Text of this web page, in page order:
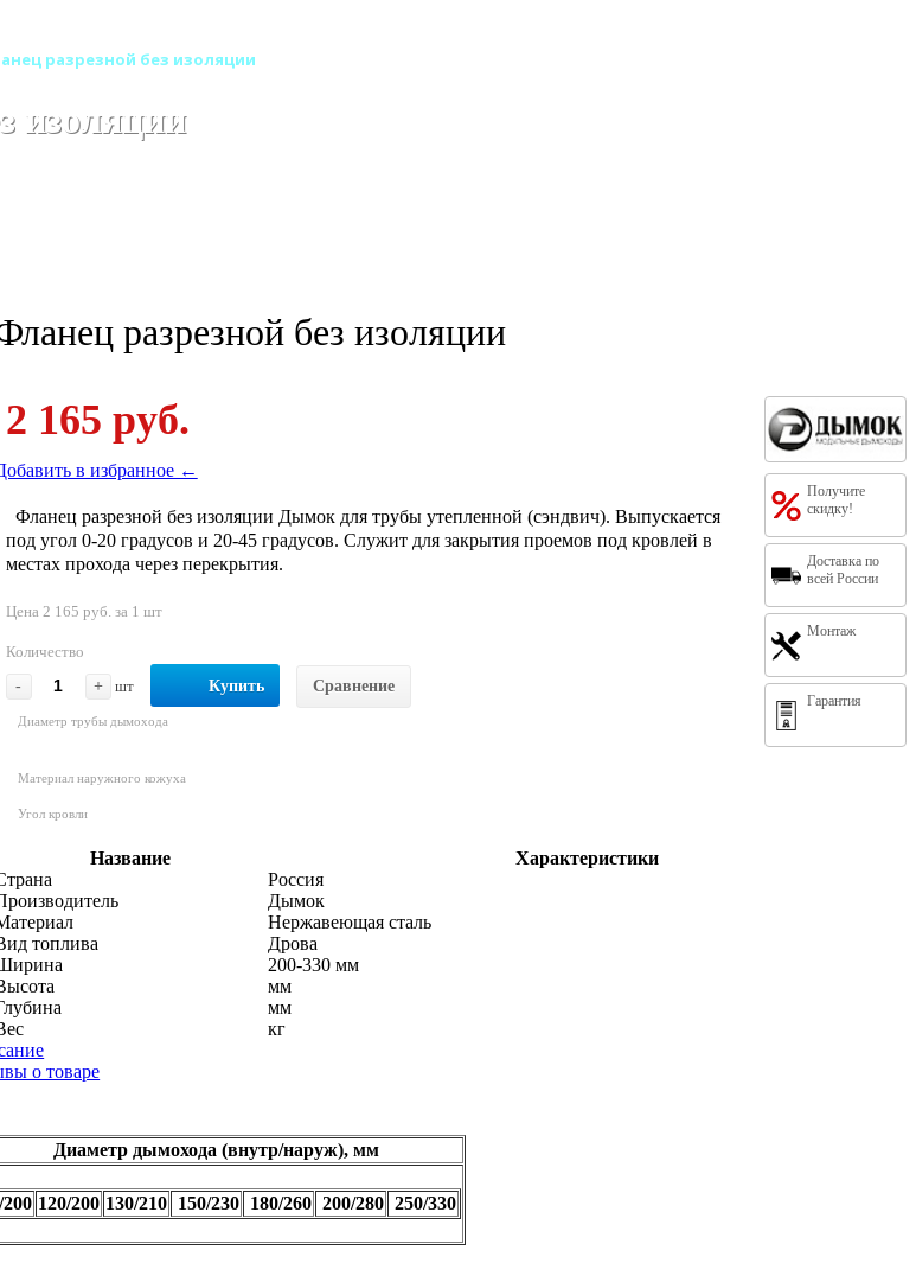
разрезной без изоляции
изоляции
разрезной без изоляции
Получите
скидку!
Доставка по
всей России
Монтаж
Гарантия
2 165 руб.
в избранное ←
Фланец разрезной без изоляции Дымок для трубы утепленной (сэндвич). Выпускается
под угол 0-20 градусов и 20-45 градусов. Служит для закрытия проемов под кровлей в
местах прохода через перекрытия.
Цена 2 165 руб. за 1 шт
Количество
-
+ шт Купить Сравнение
Диаметр трубы дымохода
Материал наружного кожуха
Угол кровли
Название
Характеристики
Россия
Дымок
Нержавеющая сталь
топлива
Дрова
200-330 мм
мм
мм
кг
о товаре
Диаметр дымохода (внутр/наруж), мм
200 120/200 130/210 150/230 180/260 200/280 250/330